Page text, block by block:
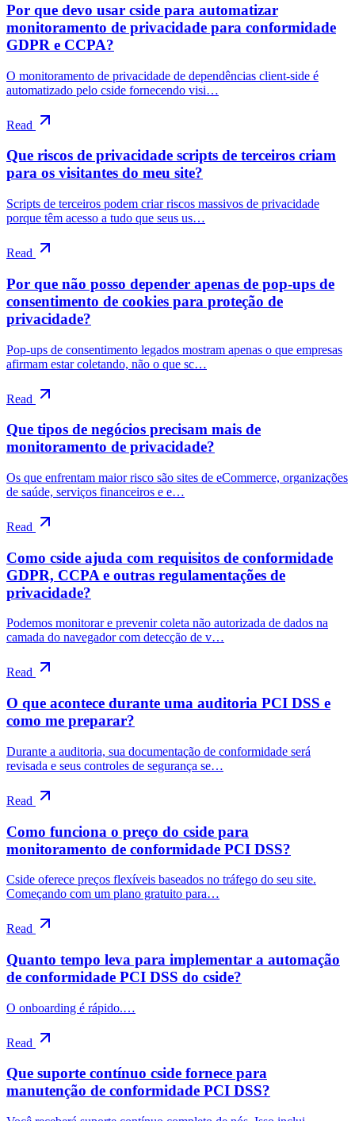
Por que devo usar cside para automatizar
monitoramento de privacidade para conformidade
GDPR e CCPA?
O monitoramento de privacidade de dependências client-side é
automatizado pelo cside fornecendo visi…
Read
Que riscos de privacidade scripts de terceiros criam
para os visitantes do meu site?
Scripts de terceiros podem criar riscos massivos de privacidade
porque têm acesso a tudo que seus us…
Read
Por que não posso depender apenas de pop-ups de
consentimento de cookies para proteção de
privacidade?
Pop-ups de consentimento legados mostram apenas o que empresas
afirmam estar coletando, não o que sc…
Read
Que tipos de negócios precisam mais de
monitoramento de privacidade?
Os que enfrentam maior risco são sites de eCommerce, organizações
de saúde, serviços financeiros e e…
Read
Como cside ajuda com requisitos de conformidade
GDPR, CCPA e outras regulamentações de
privacidade?
Podemos monitorar e prevenir coleta não autorizada de dados na
camada do navegador com detecção de v…
Read
O que acontece durante uma auditoria PCI DSS e
como me preparar?
Durante a auditoria, sua documentação de conformidade será
revisada e seus controles de segurança se…
Read
Como funciona o preço do cside para
monitoramento de conformidade PCI DSS?
Cside oferece preços flexíveis baseados no tráfego do seu site.
Começando com um plano gratuito para…
Read
Quanto tempo leva para implementar a automação
de conformidade PCI DSS do cside?
O onboarding é rápido.…
Read
Que suporte contínuo cside fornece para
manutenção de conformidade PCI DSS?